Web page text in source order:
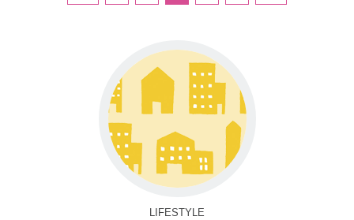
LIFESTYLE